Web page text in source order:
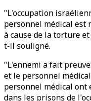
"L'occupation
personnel médical est
à cause de la torture
t-il souligné.
"L'ennemi a fait
et le personnel
personnel médical
dans les prisons de